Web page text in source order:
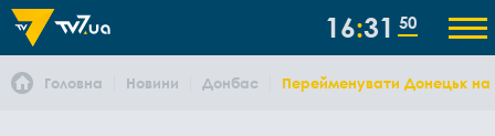
16 31 50
Головна Новини Донбас Перейменувати Донецьк на